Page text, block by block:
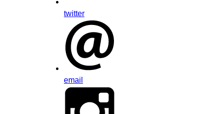
twitter
email